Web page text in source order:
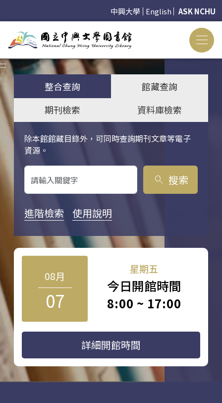
中興大學 English ASK NCHU
:::
整合查詢
館藏查詢
期刊檢索
資料庫檢索
除本館館藏目錄外，可同時查詢期刊文章等電子
資源。
關鍵字搜尋
search 搜索
進階檢索 使用說明
08月
07
星期五
今日開館時間
8:00 ~ 17:00
詳細開館時間